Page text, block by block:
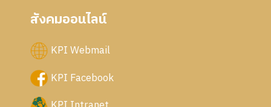
สังคมออนไลน์
KPI Webmail
KPI Facebook